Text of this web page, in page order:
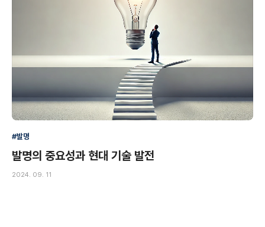
#발명
발명의 중요성과 현대 기술 발전
2024. 09. 11